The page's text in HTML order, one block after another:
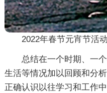
2022年春节元宵节活
总结在一个时期、一
生活等情况加以回顾和分
正确认识以往学习和工作